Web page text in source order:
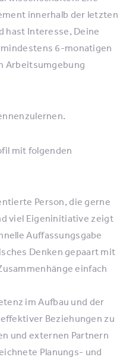
innerhalb der letzten
hast Interesse, Deine
6-monatigen
Arbeitsumgebung
mit folgenden
Person, die gerne
viel Eigeninitiative zeigt
Auffassungsgabe
Denken gepaart mit
einfach
im Aufbau und der
Beziehungen zu
und externen Partnern
Planungs- und